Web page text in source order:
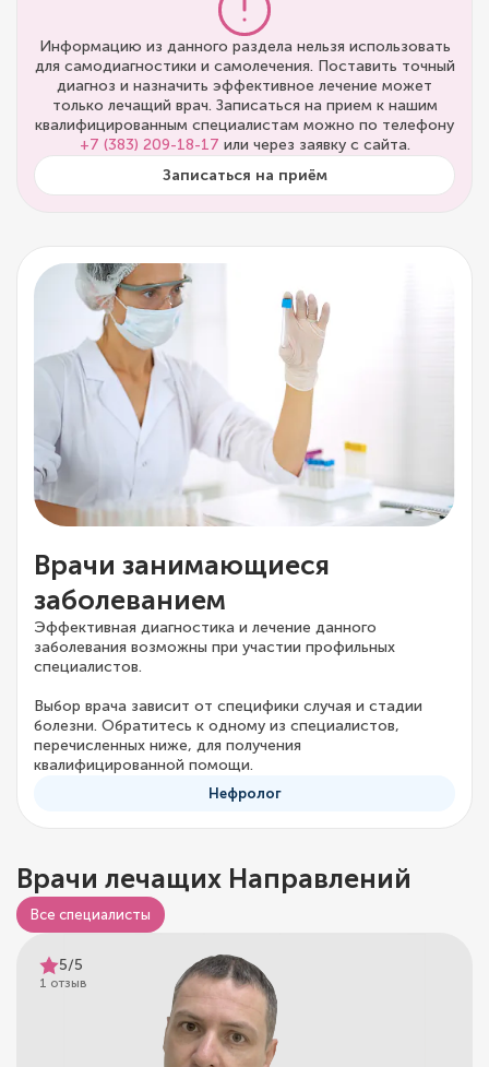
Информацию из данного раздела нельзя использовать
для самодиагностики и самолечения. Поставить точный
диагноз и назначить эффективное лечение может
только лечащий врач. Записаться на прием к нашим
квалифицированным специалистам можно по телефону
+7 (383) 209-18-17 или через заявку с сайта.
Записаться на приём
Врачи занимающиеся
заболеванием
Эффективная диагностика и лечение данного
заболевания возможны при участии профильных
специалистов.
Выбор врача зависит от специфики случая и стадии
болезни. Обратитесь к одному из специалистов,
перечисленных ниже, для получения
квалифицированной помощи.
Нефролог
Врачи лечащих Направлений
Все специалисты
5/5
1 отзыв